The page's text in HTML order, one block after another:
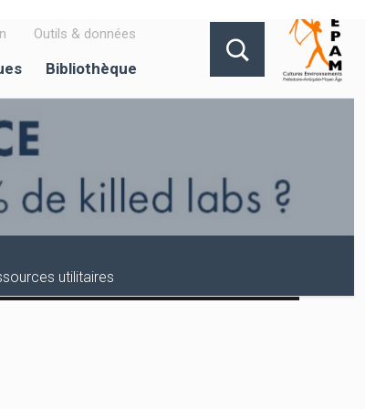
Outils & données
Bibliothèque
utilitaires